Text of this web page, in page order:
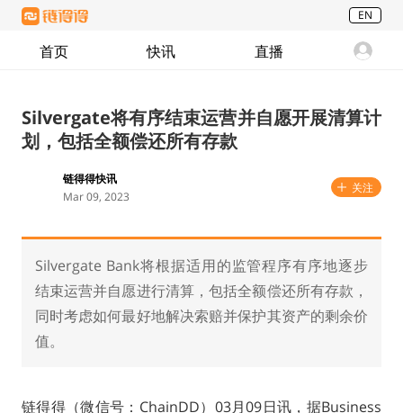
EN
首页 快讯 直播
Silvergate将有序结束运营并自愿开展清算计
划，包括全额偿还所有存款
链得得快讯
Mar 09, 2023
关注
Silvergate Bank将根据适用的监管程序有序地逐步
结束运营并自愿进行清算，包括全额偿还所有存款，
同时考虑如何最好地解决索赔并保护其资产的剩余价
值。
链得得（微信号：ChainDD）03月09日讯，据Business